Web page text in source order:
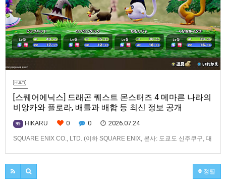
[스퀘어에닉스] 드래곤 퀘스트 몬스터즈 4 메마른 나라의
비앙카와 플로라, 배틀과 배합 등 최신 정보 공개
99 HIKARU 0 0 2026.07.24
SQUARE ENIX CO., LTD. (이하 SQUARE ENIX, 본사: 도쿄도 신주쿠구, 대
와 플로라』(대응 기종: Nintendo Switch™ 2/Nintendo
Switch™/PlayStation®…
정렬